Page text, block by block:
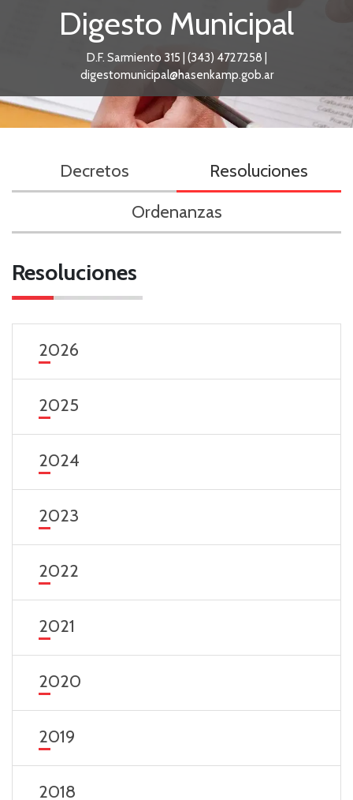
Digesto Municipal
D.F. Sarmiento 315 | (343) 4727258 |
digestomunicipal@hasenkamp.gob.ar
Decretos
Resoluciones
Ordenanzas
Resoluciones
2026
2025
2024
2023
2022
2021
2020
2019
2018